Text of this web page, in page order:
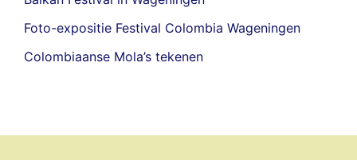
Foto-expositie Festival Colombia Wageningen
Colombiaanse Mola’s tekenen